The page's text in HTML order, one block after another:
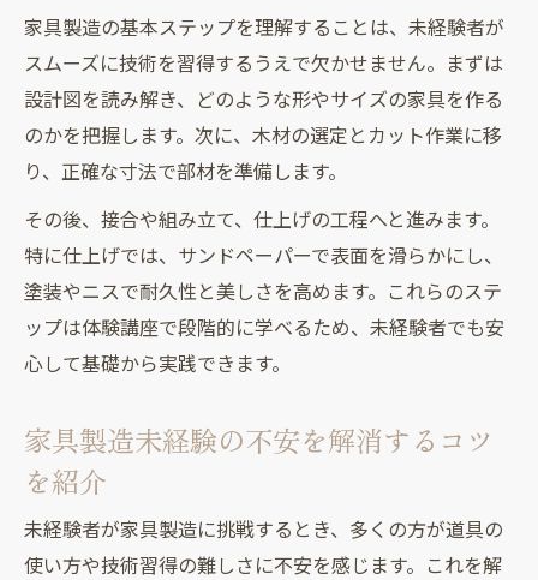
初めての家具製造におすすめの学び方
家具製造未経験者に役立つ学習ステップ紹
介
未経験から始める家具製造の学び方ポイン
ト
家具製造未経験者が押さえるべき基礎知識
家具製造未経験ならではの学びやすい方法
未経験者におすすめの家具製造体験プラン
家具製作未経験者が現場で気を付けたい点
ント
家具製造未経験者が理解したい作業の流れ
家具製造未経験で現場に入る前の心構え
家具製造の基本ステップを理解することは、未経験者が
スムーズに技術を習得するうえで欠かせません。まずは
設計図を読み解き、どのような形やサイズの家具を作る
のかを把握します。次に、木材の選定とカット作業に移
り、正確な寸法で部材を準備します。
その後、接合や組み立て、仕上げの工程へと進みます。
特に仕上げでは、サンドペーパーで表面を滑らかにし、
塗装やニスで耐久性と美しさを高めます。これらのステ
ップは体験講座で段階的に学べるため、未経験者でも安
心して基礎から実践できます。
家具製造未経験の不安を解消するコツ
を紹介
未経験者が家具製造に挑戦するとき、多くの方が道具の
使い方や技術習得の難しさに不安を感じます。これを解